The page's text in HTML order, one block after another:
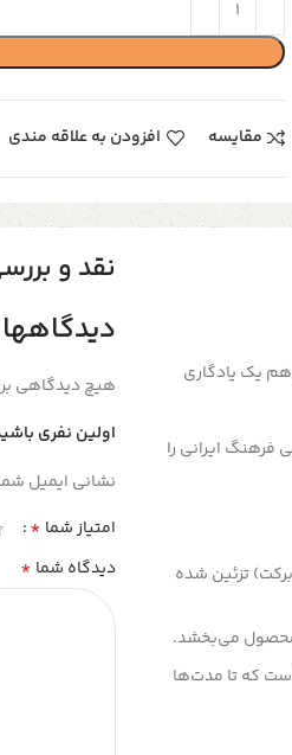
مقایسه افزودن به علاقه مندی
یک یادگاری
ایرانی را
تزئین شده
محصول می‌بخشد.
که تا مدت‌ها
نقد و
دیدگاهها
هیچ دیدگاهی
اولین نفری
نشانی ایمیل
امتیاز شما *
دیدگاه شما *